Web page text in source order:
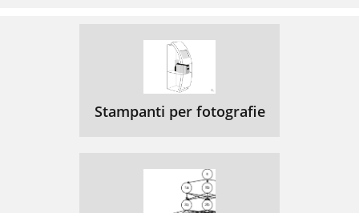
Stampanti per fotografie